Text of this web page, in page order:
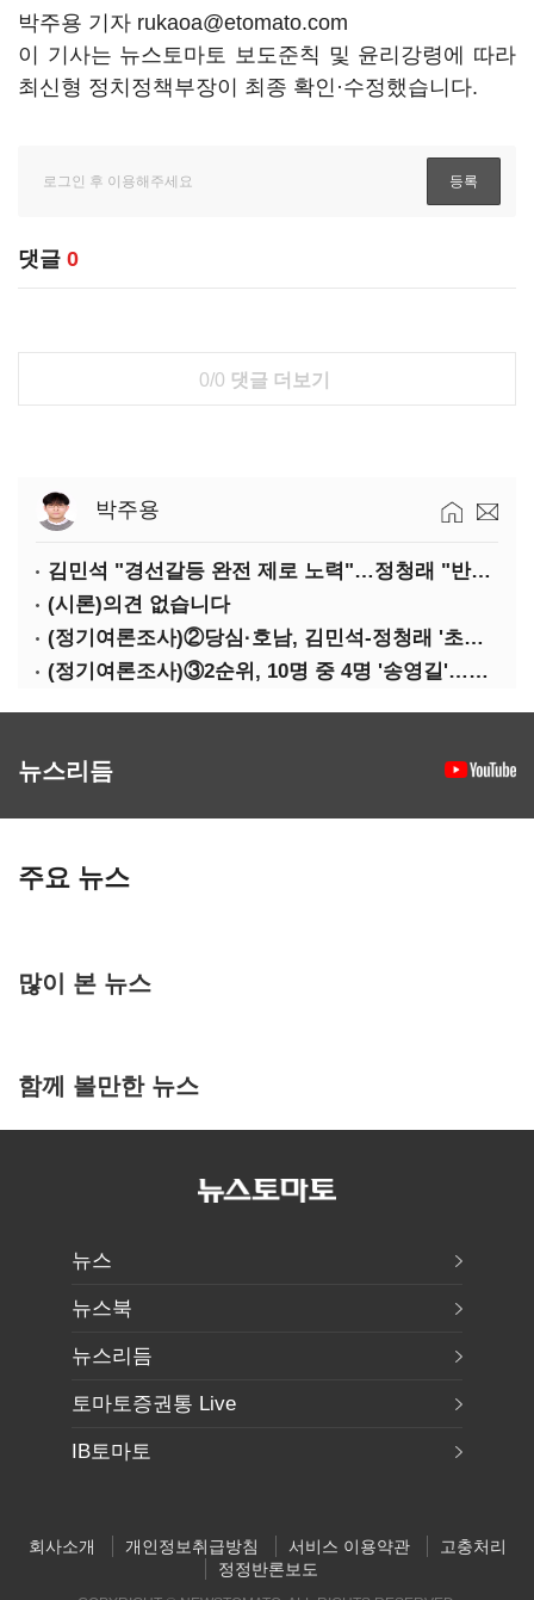
박주용 기자 rukaoa@etomato.com
이 기사는 뉴스토마토 보도준칙 및 윤리강령에 따라
최신형 정치정책부장이 최종 확인·수정했습니다.
댓글 0
0/0 댓글 더보기
박주용
김민석 "경선갈등 완전 제로 노력"…정청래 "반명 공세 사과부터"
(시론)의견 없습니다
(정기여론조사)②당심·호남, 김민석-정청래 '초접전'
(정기여론조사)③2순위, 10명 중 4명 '송영길'…정청래 '한 자릿수'
뉴스리듬
주요 뉴스
많이 본 뉴스
함께 볼만한 뉴스
뉴스
뉴스북
뉴스리듬
토마토증권통 Live
IB토마토
회사소개 개인정보취급방침 서비스 이용약관
고충처리
정정반론보도